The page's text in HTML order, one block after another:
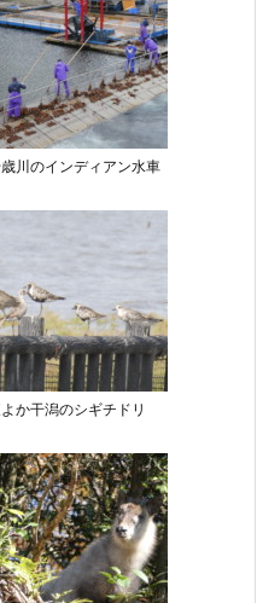
川のインディアン水車
か干潟のシギチドリ